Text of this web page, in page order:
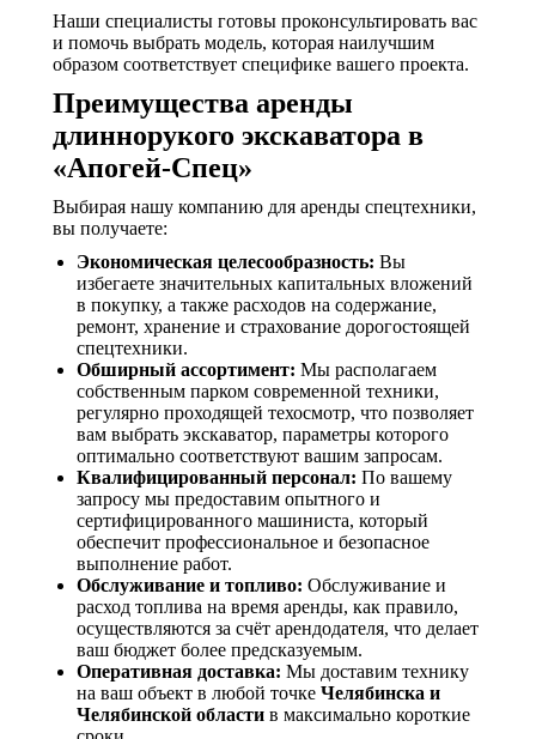
Наши специалисты готовы проконсультировать вас
и помочь выбрать модель, которая наилучшим
образом соответствует специфике вашего проекта.
Преимущества аренды
длиннорукого экскаватора в
«Апогей-Спец»
Выбирая нашу компанию для аренды спецтехники,
вы получаете:
Экономическая целесообразность: Вы
избегаете значительных капитальных вложений
в покупку, а также расходов на содержание,
ремонт, хранение и страхование дорогостоящей
спецтехники.
Обширный ассортимент: Мы располагаем
собственным парком современной техники,
регулярно проходящей техосмотр, что позволяет
вам выбрать экскаватор, параметры которого
оптимально соответствуют вашим запросам.
Квалифицированный персонал: По вашему
запросу мы предоставим опытного и
сертифицированного машиниста, который
обеспечит профессиональное и безопасное
выполнение работ.
Обслуживание и топливо: Обслуживание и
расход топлива на время аренды, как правило,
осуществляются за счёт арендодателя, что делает
ваш бюджет более предсказуемым.
Оперативная доставка: Мы доставим технику
на ваш объект в любой точке Челябинска и
Челябинской области в максимально короткие